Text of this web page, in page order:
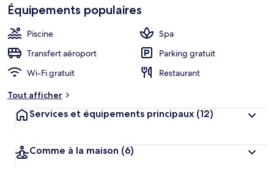
Équipements populaires
Piscine
Spa
Transfert aéroport
Parking gratuit
Wi-Fi gratuit
Restaurant
Tout afficher
Services et équipements principaux (12)
Comme à la maison (6)